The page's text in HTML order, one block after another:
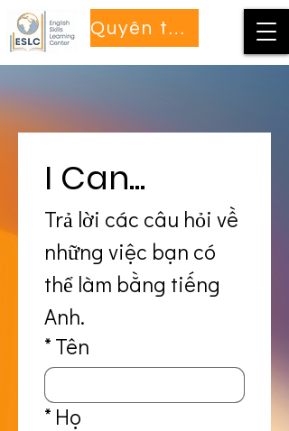
Quyên tặng
I Can...
Trả lời các câu hỏi về
những việc bạn có
thể làm bằng tiếng
Anh.
*Tên
* Họ